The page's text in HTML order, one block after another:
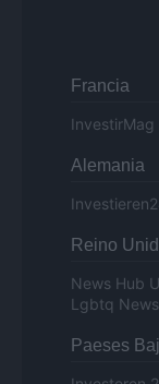
Francia
InvestirMag
Alemania
Reino
News Hub
Lgbtq News
Paeses